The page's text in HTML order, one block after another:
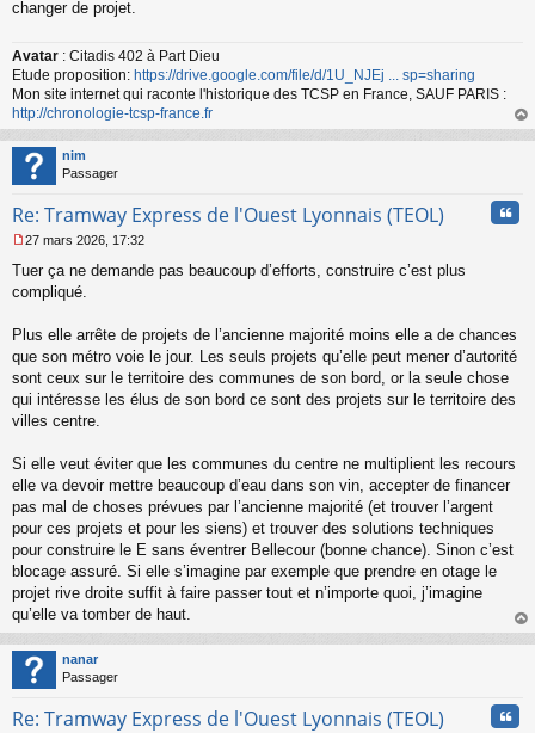
changer de projet.
Avatar : Citadis 402 à Part Dieu
Etude proposition: https://drive.google.com/file/d/1U_NJEj ... sp=sharing
Mon site internet qui raconte l'historique des TCSP en France, SAUF PARIS :
http://chronologie-tcsp-france.fr
au
nim
Passager
Re: Tramway Express de l'Ouest Lyonnais (TEOL)
e
s
g
e
n
o
n
27 mars 2026, 17:32
Tuer ça ne demande pas beaucoup d’efforts, construire c’est plus
compliqué.
Plus elle arrête de projets de l’ancienne majorité moins elle a de chances
que son métro voie le jour. Les seuls projets qu’elle peut mener d’autorité
sont ceux sur le territoire des communes de son bord, or la seule chose
qui intéresse les élus de son bord ce sont des projets sur le territoire des
villes centre.
Si elle veut éviter que les communes du centre ne multiplient les recours
elle va devoir mettre beaucoup d’eau dans son vin, accepter de financer
pas mal de choses prévues par l’ancienne majorité (et trouver l’argent
pour ces projets et pour les siens) et trouver des solutions techniques
pour construire le E sans éventrer Bellecour (bonne chance). Sinon c’est
blocage assuré. Si elle s’imagine par exemple que prendre en otage le
projet rive droite suffit à faire passer tout et n’importe quoi, j’imagine
qu’elle va tomber de haut.
au
nanar
Passager
Re: Tramway Express de l'Ouest Lyonnais (TEOL)